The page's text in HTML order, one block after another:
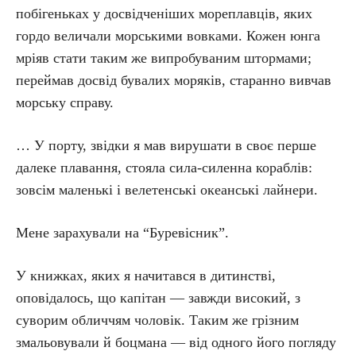
побігеньках у досвідченіших мореплавців, яких
гордо величали морськими вовками. Кожен юнга
мріяв стати таким же випробуваним штормами;
переймав досвід бувалих моряків, старанно вивчав
морську справу.
… У порту, звідки я мав вирушати в своє перше
далеке плавання, стояла сила-силенна кораблів:
зовсім маленькі і велетенські океанські лайнери.
Мене зарахували на “Буревісник”.
У книжках, яких я начитався в дитинстві,
оповідалось, що капітан — завжди високий, з
суворим обличчям чоловік. Таким же грізним
змальовували й боцмана — від одного його погляду